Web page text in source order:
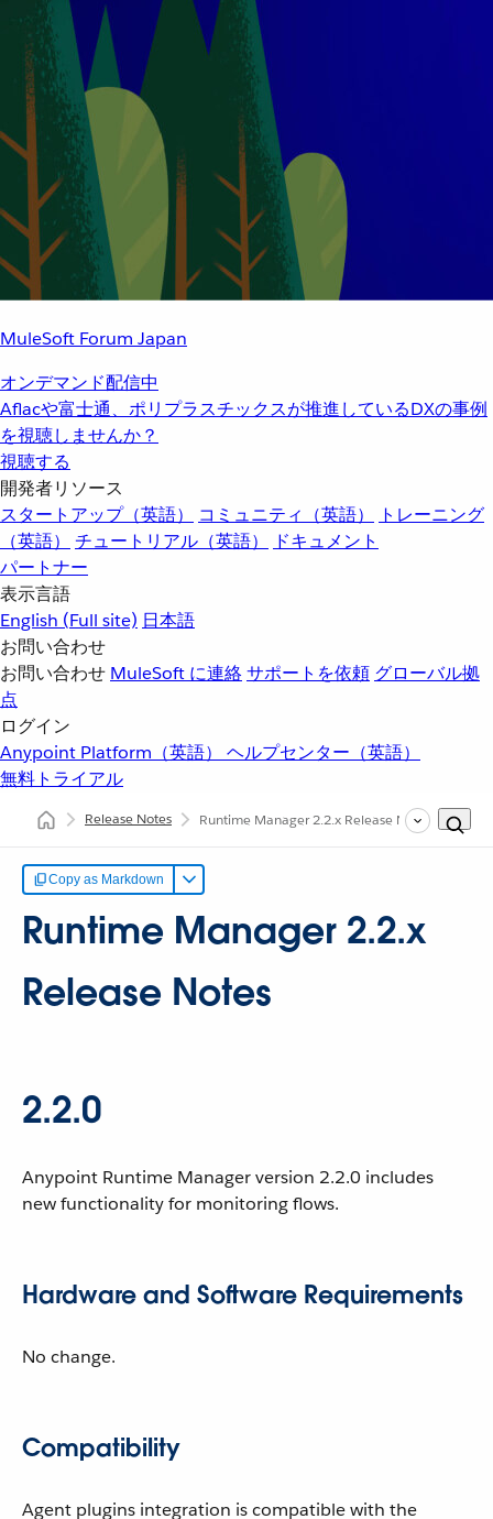
MuleSoft Forum Japan
オンデマンド配信中
Aflacや富士通、ポリプラスチックスが推進しているDXの事例
を視聴しませんか？
視聴する
開発者リソース
スタートアップ（英語）
コミュニティ（英語）
トレーニング
（英語）
チュートリアル（英語）
ドキュメント
パートナー
表示言語
English (Full site) 日本語
お問い合わせ
お問い合わせ MuleSoft に連絡サポートを依頼 グローバル拠
点
ログイン
Anypoint Platform（英語） ヘルプセンター（英語）
無料トライアル
Release Notes Runtime Manager 2.2.x Release Notes
Copy as Markdown
Runtime Manager 2.2.x
Release Notes
2.2.0
Anypoint Runtime Manager version 2.2.0 includes
new functionality for monitoring flows.
Hardware and Software Requirements
No change.
Compatibility
Agent plugins integration is compatible with the